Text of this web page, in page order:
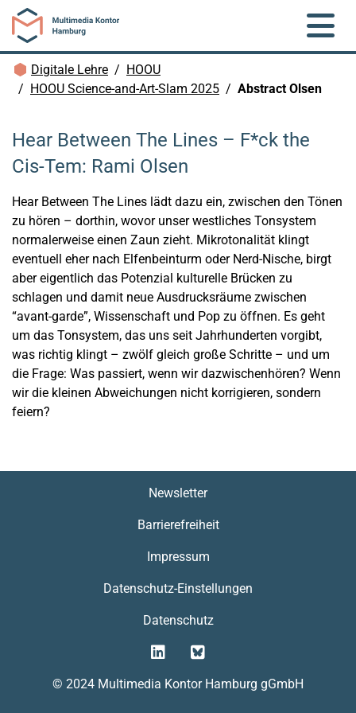
Zum Hauptinhalt springen
Brotkrümelnavigation
Digitale Lehre
HOOU
HOOU Science-and-Art-Slam 2025
Abstract Olsen
Hear Between The Lines – F*ck the
Cis-Tem: Rami Olsen
Hear Between The Lines lädt dazu ein, zwischen den Tönen
zu hören – dorthin, wovor unser westliches Tonsystem
normalerweise einen Zaun zieht. Mikrotonalität klingt
eventuell eher nach Elfenbeinturm oder Nerd-Nische, birgt
aber eigentlich das Potenzial kulturelle Brücken zu
schlagen und damit neue Ausdrucksräume zwischen
“avant-garde”, Wissenschaft und Pop zu öffnen. Es geht
um das Tonsystem, das uns seit Jahrhunderten vorgibt,
was richtig klingt – zwölf gleich große Schritte – und um
die Frage: Was passiert, wenn wir dazwischenhören? Wenn
wir die kleinen Abweichungen nicht korrigieren, sondern
feiern?
© 2024 Multimedia Kontor Hamburg gGmbH
Datenschutz
Datenschutz-Einstellungen
Impressum
Barrierefreiheit
Newsletter